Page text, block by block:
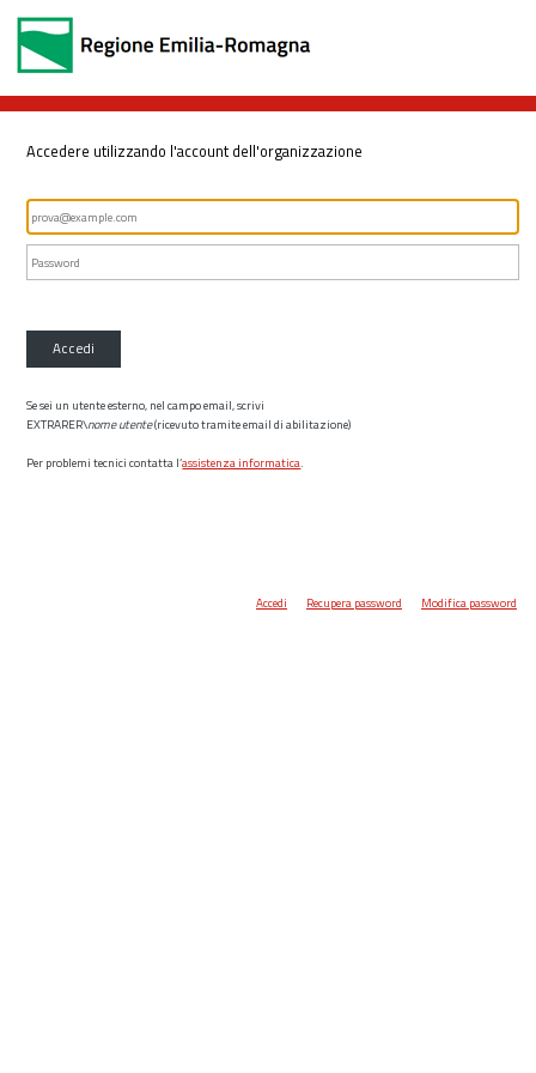
Accedere utilizzando l'account dell'organizzazione
Accedi
Se sei un utente esterno, nel campo email, scrivi
EXTRARER\nome utente(ricevuto tramite email di abilitazione)
Per problemi tecnici contatta l’assistenza informatica.
Accedi Recupera password Modifica password